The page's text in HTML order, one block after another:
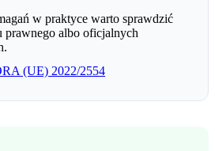
w praktyce warto sprawdzić
prawnego albo oficjalnych
(UE) 2022/2554